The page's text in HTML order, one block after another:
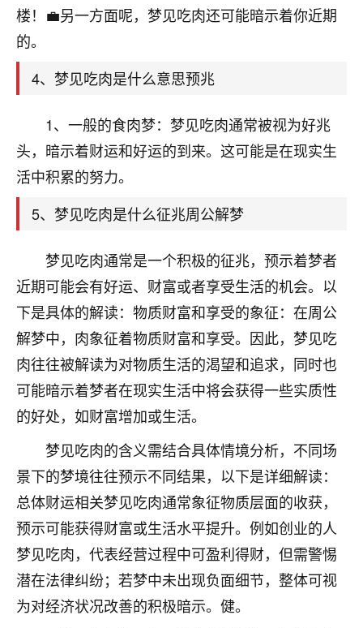
楼！💼另一方面呢，梦见吃肉还可能暗示着你近期
的。
4、梦见吃肉是什么意思预兆
1、一般的食肉梦：梦见吃肉通常被视为好兆
头，暗示着财运和好运的到来。这可能是在现实生
活中积累的努力。
5、梦见吃肉是什么征兆周公解梦
梦见吃肉通常是一个积极的征兆，预示着梦者
近期可能会有好运、财富或者享受生活的机会。以
下是具体的解读：物质财富和享受的象征：在周公
解梦中，肉象征着物质财富和享受。因此，梦见吃
肉往往被解读为对物质生活的渴望和追求，同时也
可能暗示着梦者在现实生活中将会获得一些实质性
的好处，如财富增加或生活。
梦见吃肉的含义需结合具体情境分析，不同场
景下的梦境往往预示不同结果，以下是详细解读：
总体财运相关梦见吃肉通常象征物质层面的收获，
预示可能获得财富或生活水平提升。例如创业的人
梦见吃肉，代表经营过程中可盈利得财，但需警惕
潜在法律纠纷；若梦中未出现负面细节，整体可视
为对经济状况改善的积极暗示。健。
鹿森：你可以找老师看看，人有时不服命不行
是我从找店开始都是找慧来老师跟进的，选
大环境不好，但是我家生意还可以，前几天又
刚找老师做了补财库，希望财运更好一点！
2小时前 来自海南
梦醒时分
的，把我们两口子愁的不行，朋友给我推荐的慧来老
师，一开始我是病急乱投医，这半年来，法事一个个
做完，我女儿跟变了个人一样，不期望她能考多好的
大学，只要能安安稳稳的把书读了，身体心理都健健
康康的我就很知足了！
鹿森：可怜天下父母心啊！
3小时前 来自河北 16
我是公司人事调整，有升迁机会，但同时竞争的我们
三个，找老师的时候是抱着侥幸心理，没想到老师看
着我晋升有望，我半信半疑的按照老师建议，做了化
太岁还有一个发钱粮，本来年前的人事调整，拖到年
后，我以为都没戏了，结果开年一上班，开会提拔升
职第一个就是我，职务无所谓，主要是底薪加了
3000，非常开心，无论如何，感恩感谢！🙏🏻
鹿森：恭喜升职加薪！！，请客吗？�